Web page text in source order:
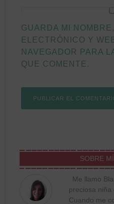
GUARDA MI
ELECTRÓNICO Y
NAVEGADOR PARA
QUE COMENTE.
SOBRE MÍ
Me llamo
preciosa niña
Cuando me